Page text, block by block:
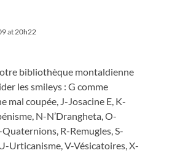
at 20h22
bibliothèque montaldienne
les smileys : G comme
mal coupée, J-Josacine E, K-
N-N’Drangheta, O-
R-Remugles, S-
Urticanisme, V-Vésicatoires, X-